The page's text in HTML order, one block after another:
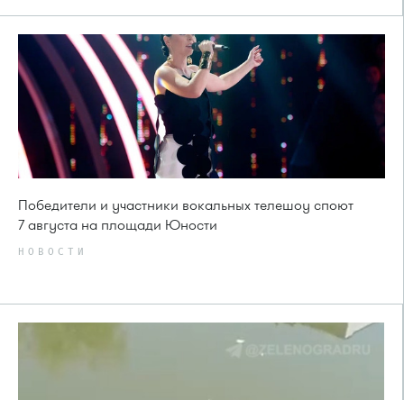
Победители и участники вокальных телешоу споют
7 августа на площади Юности
НОВОСТИ